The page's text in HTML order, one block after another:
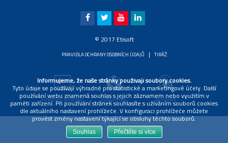
© 2017 Etisoft
PRAVIDLA OCHRANY OSOBNÍCH ÚDAJŮ TIRÁŽ
Firemní stránky Zpravodaj Kontakt
Informujeme, že naše stránky používají soubory cookies.
Tyto údaje se používají výhradně pro statistické a marketingové účely. Další
používání webu znamená souhlas s jejich záznamem nebo využitím v
paměti zařízení. Při používání stránek souhlasíte s užíváním souborů cookies
dle aktuálního nastavení prohlížeče. V konfiguraci prohlížeče můžete
provést změny nastavení týkající se obsluhy těchto souborů.
Souhlas Přečtěte si více